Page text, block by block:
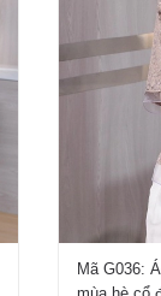
Mã G036: